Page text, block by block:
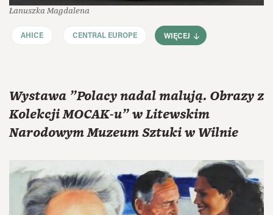
Łanuszka Magdalena
AHICE CENTRAL EUROPE WIĘCEJ
Wystawa "Polacy nadal malują. Obrazy z
Kolekcji MOCAK-u" w Litewskim
Narodowym Muzeum Sztuki w Wilnie